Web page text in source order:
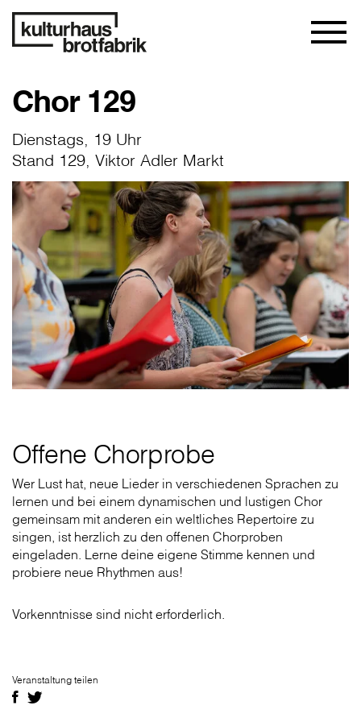
Chor 129
Dienstags, 19 Uhr
Stand 129, Viktor Adler Markt
Offene Chorprobe
Wer Lust hat, neue Lieder in verschiedenen Sprachen zu
lernen und bei einem dynamischen und lustigen Chor
gemeinsam mit anderen ein weltliches Repertoire zu
singen, ist herzlich zu den offenen Chorproben
eingeladen. Lerne deine eigene Stimme kennen und
probiere neue Rhythmen aus!
Vorkenntnisse sind nicht erforderlich.
Veranstaltung teilen